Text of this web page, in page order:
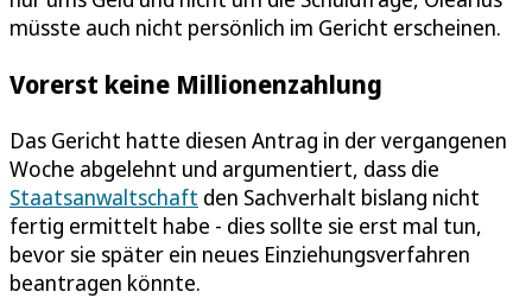
müsste auch nicht persönlich im Gericht erscheinen.
Vorerst keine Millionenzahlung
Das Gericht hatte diesen Antrag in der vergangenen
Woche abgelehnt und argumentiert, dass die
Staatsanwaltschaft den Sachverhalt bislang nicht
fertig ermittelt habe - dies sollte sie erst mal tun,
bevor sie später ein neues Einziehungsverfahren
beantragen könnte.